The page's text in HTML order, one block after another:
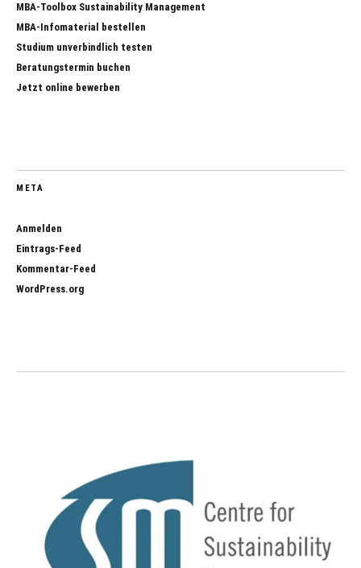
MBA-Toolbox Sustainability Management
MBA-Infomaterial bestellen
Studium unverbindlich testen
Beratungstermin buchen
Jetzt online bewerben
META
Anmelden
Eintrags-Feed
Kommentar-Feed
WordPress.org